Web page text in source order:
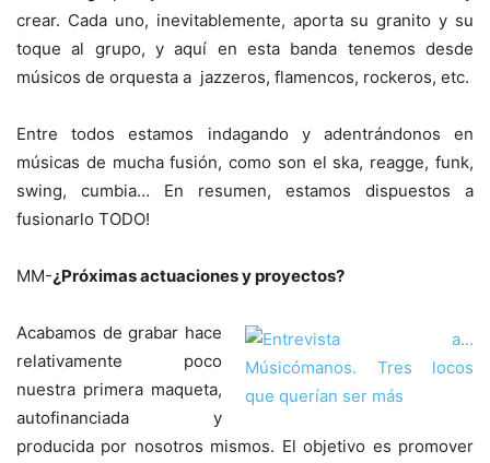
crear. Cada uno, inevitablemente, aporta su granito y su
toque al grupo, y aquí en esta banda tenemos desde
músicos de orquesta a jazzeros, flamencos, rockeros, etc.
Entre todos estamos indagando y adentrándonos en
músicas de mucha fusión, como son el ska, reagge, funk,
swing, cumbia… En resumen, estamos dispuestos a
fusionarlo TODO!
MM-¿Próximas actuaciones y proyectos?
Acabamos de grabar hace
relativamente poco
nuestra primera maqueta,
autofinanciada y
producida por nosotros mismos. El objetivo es promover